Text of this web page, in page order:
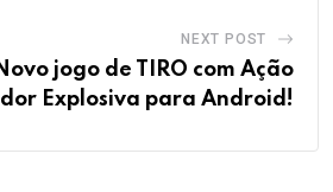
NEXT POST
jogo de TIRO com Ação
Explosiva para Android!